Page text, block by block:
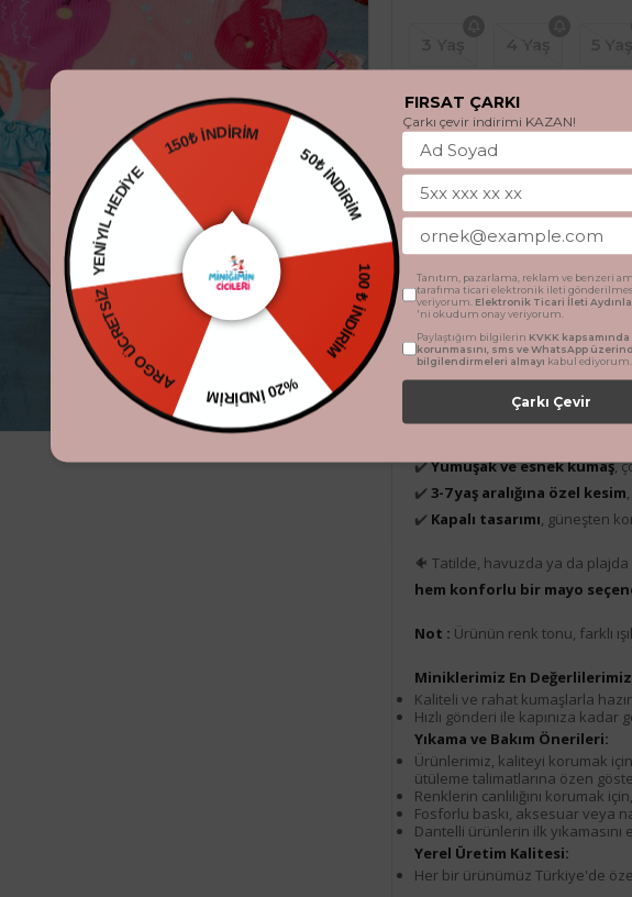
Ürün Açıklaması
✔️Miniğimin Cicileri (3-7 Yaş)
🌊 Deniz altı temasıyla yazın
yeni favorisi olacak!
🎨Ürün Özellikleri:
Canlı balık baskısıve sevimli
✔️Yumuşak ve esnek kumaş,
✔️ 3-7 yaş aralığına özel kesim
✔️ Kapalı tasarımı, güneşten
🐠 Tatilde, havuzda ya da
hem konforlu bir mayo
Not : Ürünün renk tonu, farklı
Miniklerimiz En
Kaliteli ve rahat kumaşlarla
Hızlı gönderi ile kapınıza kadar
Yıkama ve Bakım Önerileri:
Ürünlerimiz, kaliteyi korumak
ütüleme talimatlarına özen
Renklerin canlılığını korumak
Fosforlu baskı, aksesuar veya
Dantelli ürünlerin ilk
Yerel Üretim Kalitesi:
Her bir ürünümüz Türkiye'de
150₺ İNDİRİM
50₺ İNDİRİM
100 ₺ İNDİRİM
%20 İNDİRİM
KARGO ÜCRETSİZ
YENİYIL HEDİYE
FIRSAT ÇARKI
Çarkı çevir indirimi KAZAN!
Tanıtım, pazarlama, reklam ve benzeri
tarafıma ticari elektronik ileti
veriyorum. Elektronik Ticari İleti
'ni okudum onay veriyorum.
Paylaştığım bilgilerin KVKK kapsamında
korunmasını, sms ve WhatsApp
bilgilendirmeleri almayı kabul ediyorum.
Çarkı Çevir